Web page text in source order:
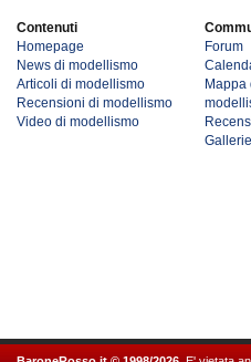
Contenuti
Homepage
News di modellismo
Articoli di modellismo
Recensioni di modellismo
Video di modellismo
Forum
Mappa